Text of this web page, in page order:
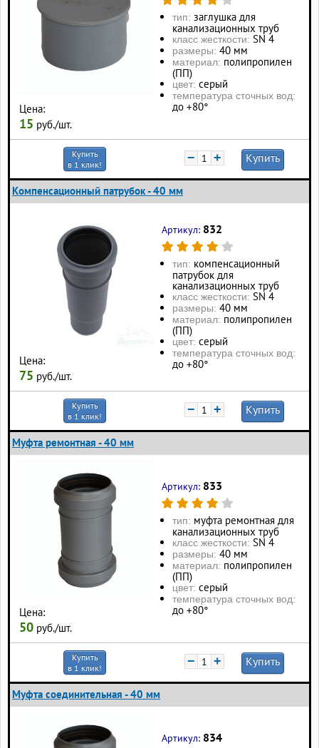
Цена:
15 руб./шт.
тип: заглушка для
канализационных труб
класс жесткости: SN 4
размеры: 40 мм
материал: полипропилен
(ПП)
цвет: серый
температура сточных вод:
до +80°
Купить
в 1 клик!
− + Купить
Компенсационный патрубок - 40 мм
Цена:
75 руб./шт.
Артикул: 832
тип: компенсационный
патрубок для
канализационных труб
класс жесткости: SN 4
размеры: 40 мм
материал: полипропилен
(ПП)
цвет: серый
температура сточных вод:
до +80°
Купить
в 1 клик!
− + Купить
Муфта ремонтная - 40 мм
Цена:
50 руб./шт.
Артикул: 833
тип: муфта ремонтная для
канализационных труб
класс жесткости: SN 4
размеры: 40 мм
материал: полипропилен
(ПП)
цвет: серый
температура сточных вод:
до +80°
Купить
в 1 клик!
− + Купить
Муфта соединительная - 40 мм
Артикул: 834